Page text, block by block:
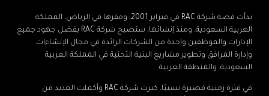
بدأت قصة شركة RAC في فبراير 2001، ومقرها في الرياض، المملكة
العربية السعودية، ومنذ إنشائها، ستصبح شركة RAC بفضل جهود جميع
الإدارات والموظفين واحدة من الشركات الرائدة في مجال الإنشاءات
وإدارة المرافق وتطوير مشاريع البنية التحتية في المملكة العربية
السعودية. والمنطقة العربية.
في فترة زمنية قصيرة نسبيًا، كبرت شركة RAC وأكملت العديد من